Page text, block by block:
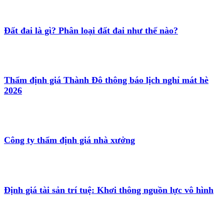
Đất đai là gì? Phân loại đất đai như thế nào?
Thẩm định giá Thành Đô thông báo lịch nghỉ mát hè
2026
Công ty thẩm định giá nhà xưởng
Định giá tài sản trí tuệ: Khơi thông nguồn lực vô hình